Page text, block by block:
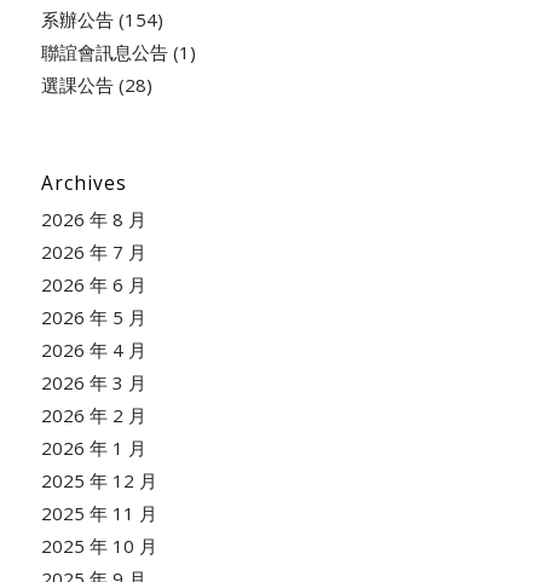
系辦公告(154)
聯誼會訊息公告(1)
選課公告(28)
Archives
2026 年 8 月
2026 年 7 月
2026 年 6 月
2026 年 5 月
2026 年 4 月
2026 年 3 月
2026 年 2 月
2026 年 1 月
2025 年 12 月
2025 年 11 月
2025 年 10 月